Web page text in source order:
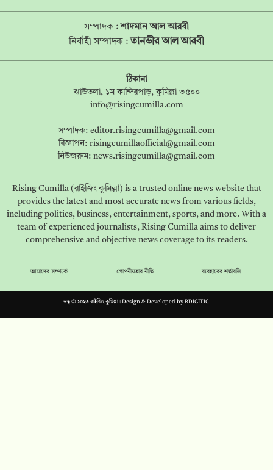
সম্পাদক :শাদমান আল আরবী
নির্বাহী সম্পাদক : তানভীর আল আরবী
ঠিকানা
ঝাউতলা, ১ম কান্দিরপাড়, কুমিল্লা ৩৫০০
info@risingcumilla.com
সম্পাদক: editor.risingcumilla@gmail.com
বিজ্ঞাপন: risingcumillaofficial@gmail.com
নিউজরুম: news.risingcumilla@gmail.com
Rising Cumilla (রাইজিং কুমিল্লা) is a trusted online news website that
provides the latest and most accurate news from various fields,
including politics, business, entertainment, sports, and more. With a
team of experienced journalists, Rising Cumilla aims to deliver
comprehensive and objective news coverage to its readers.
আমাদের সম্পর্কে গোপনীয়তার নীতি ব্যবহারের শর্তাবলি
স্বত্ব © ২০২৩ রাইজিং কুমিল্লা। Design & Developed byBDIGITIC